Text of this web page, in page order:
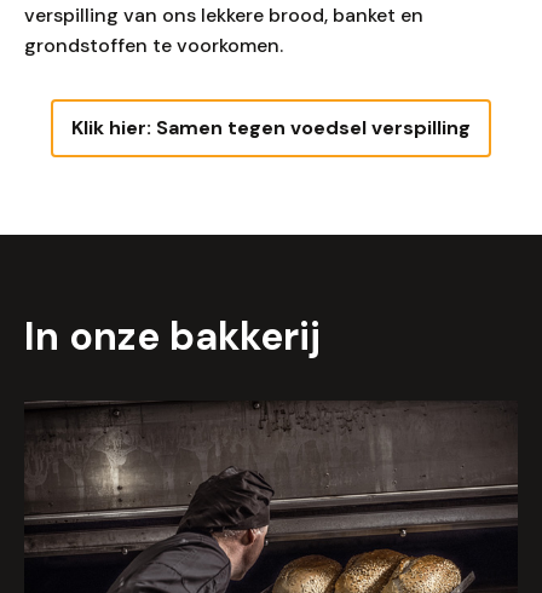
verspilling van ons lekkere brood, banket en
grondstoffen te voorkomen.
Klik hier: Samen tegen voedsel verspilling
In onze bakkerij